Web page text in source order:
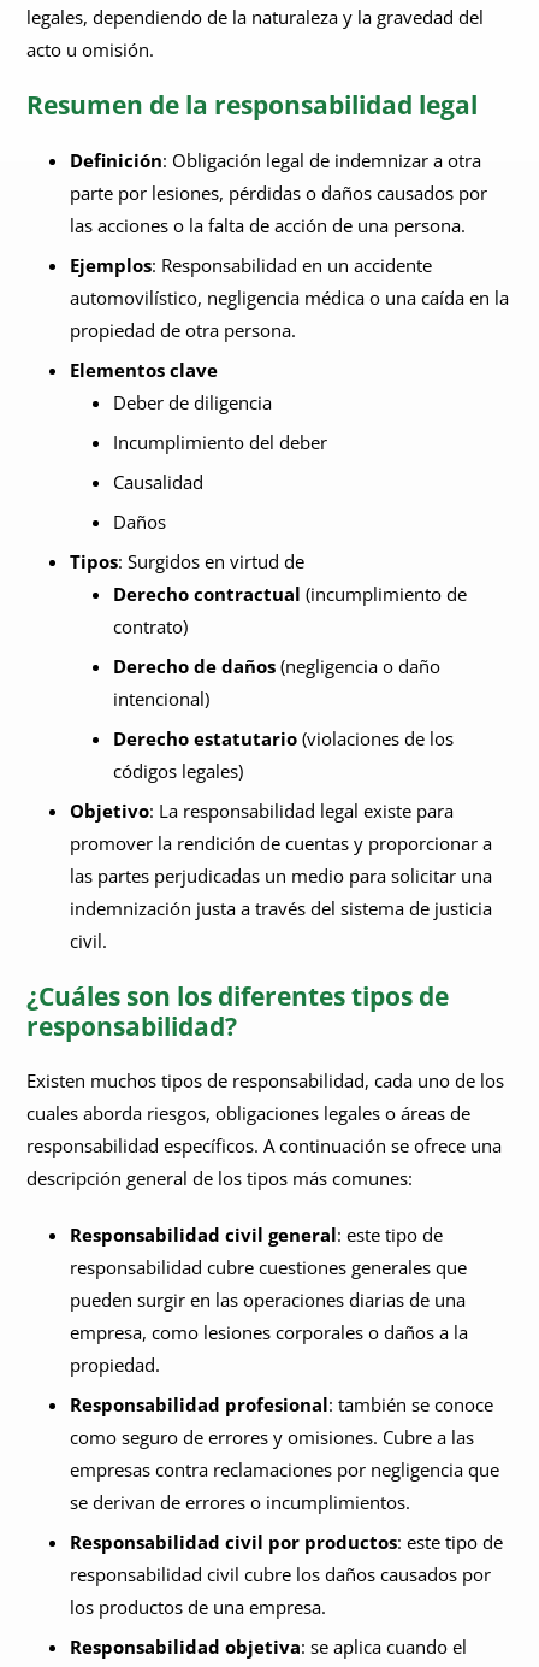
legales, dependiendo de la naturaleza y la gravedad del
acto u omisión.
Resumen de la responsabilidad legal
Definición: Obligación legal de indemnizar a otra
parte por lesiones, pérdidas o daños causados por
las acciones o la falta de acción de una persona.
Ejemplos: Responsabilidad en un accidente
automovilístico, negligencia médica o una caída en la
propiedad de otra persona.
Elementos clave
Deber de diligencia
Incumplimiento del deber
Causalidad
Daños
Tipos: Surgidos en virtud de
Derecho contractual (incumplimiento de
contrato)
Derecho de daños(negligencia o daño
intencional)
Derecho estatutario(violaciones de los
códigos legales)
Objetivo: La responsabilidad legal existe para
promover la rendición de cuentas y proporcionar a
las partes perjudicadas un medio para solicitar una
indemnización justa a través del sistema de justicia
civil.
¿Cuáles son los diferentes tipos de
responsabilidad?
Existen muchos tipos de responsabilidad, cada uno de los
cuales aborda riesgos, obligaciones legales o áreas de
responsabilidad específicos. A continuación se ofrece una
descripción general de los tipos más comunes:
Responsabilidad civil general: este tipo de
responsabilidad cubre cuestiones generales que
pueden surgir en las operaciones diarias de una
empresa, como lesiones corporales o daños a la
propiedad.
Responsabilidad profesional: también se conoce
como seguro de errores y omisiones. Cubre a las
empresas contra reclamaciones por negligencia que
se derivan de errores o incumplimientos.
Responsabilidad civil por productos: este tipo de
responsabilidad civil cubre los daños causados por
los productos de una empresa.
Responsabilidad objetiva: se aplica cuando el